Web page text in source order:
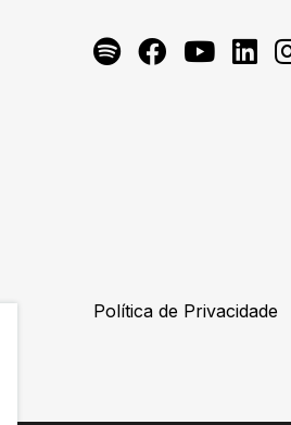
Política de Privacidade